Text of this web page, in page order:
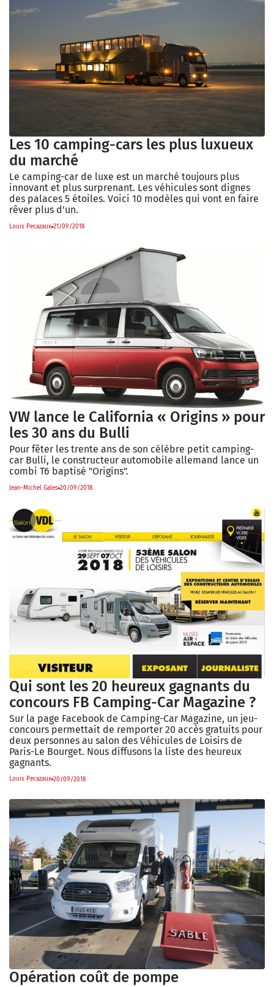
Les 10 camping-cars les plus luxueux
du marché
Le camping-car de luxe est un marché toujours plus
innovant et plus surprenant. Les véhicules sont dignes
des palaces 5 étoiles. Voici 10 modèles qui vont en faire
rêver plus d'un.
Louis Pecazaux 21/09/2018
VW lance le California « Origins » pour
les 30 ans du Bulli
Pour fêter les trente ans de son célèbre petit camping-
car Bulli, le constructeur automobile allemand lance un
combi T6 baptisé "Origins".
Jean-Michel Gales 20/09/2018
Qui sont les 20 heureux gagnants du
concours FB Camping-Car Magazine ?
Sur la page Facebook de Camping-Car Magazine, un jeu-
concours permettait de remporter 20 accès gratuits pour
deux personnes au salon des Véhicules de Loisirs de
Paris-Le Bourget. Nous diffusons la liste des heureux
gagnants.
Louis Pecazaux 20/09/2018
Opération coût de pompe